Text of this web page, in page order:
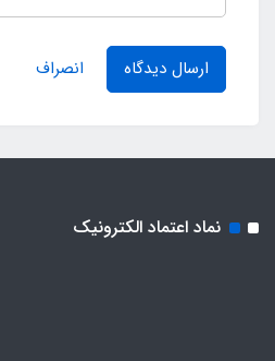
ارسال دیدگاه انصراف
نماد اعتماد الکترونیک